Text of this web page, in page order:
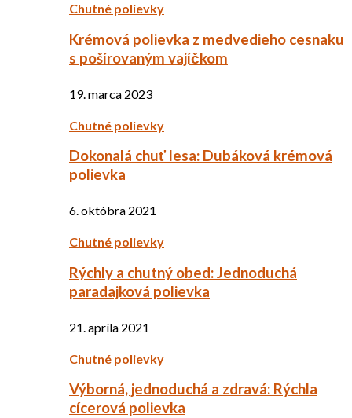
Chutné polievky
Krémová polievka z medvedieho cesnaku
s pošírovaným vajíčkom
19. marca 2023
Chutné polievky
Dokonalá chuť lesa: Dubáková krémová
polievka
6. októbra 2021
Chutné polievky
Rýchly a chutný obed: Jednoduchá
paradajková polievka
21. apríla 2021
Chutné polievky
Výborná, jednoduchá a zdravá: Rýchla
cícerová polievka